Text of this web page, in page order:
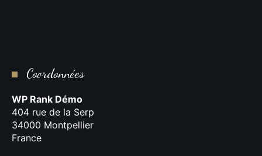
Coordonnées
WP Rank Démo
404 rue de la Serp
34000 Montpellier
France